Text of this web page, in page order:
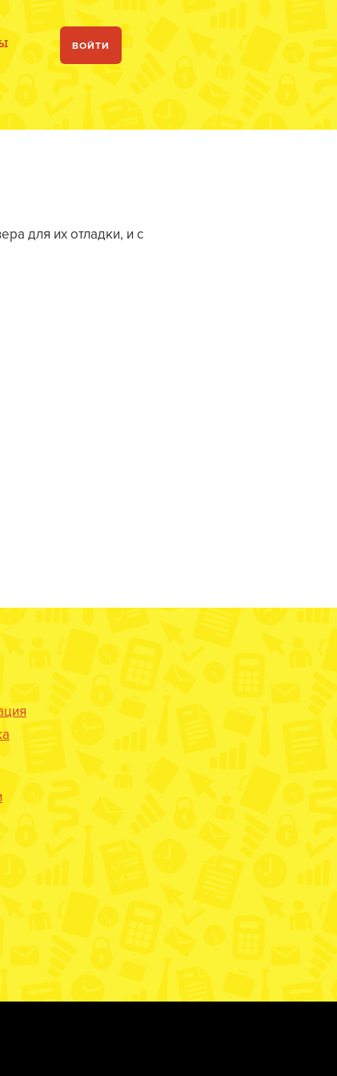
ВОЙТИ
для их отладки, и с